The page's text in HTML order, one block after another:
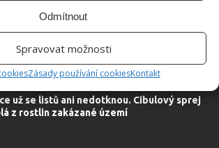
Odmítnout
Spravovat možnosti
Zásady používání cookiesKontakt
už se listů ani nedotknou. Cibulový sprej
z rostlin zakázané území